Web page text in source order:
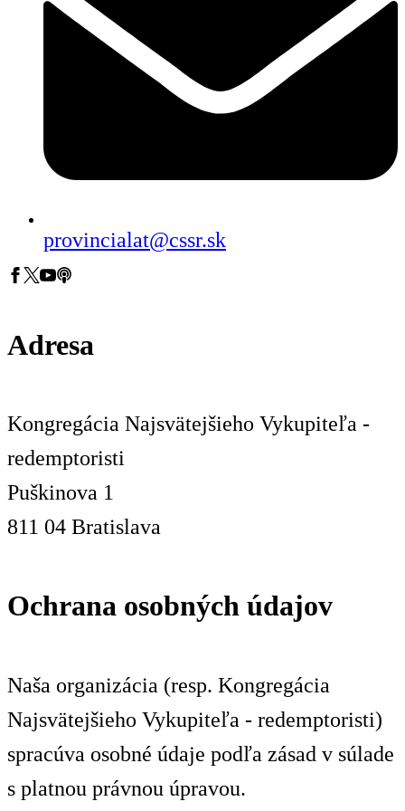
provincialat@cssr.sk
Adresa
Kongregácia Najsvätejšieho Vykupiteľa -
redemptoristi
Puškinova 1
811 04 Bratislava
Ochrana osobných údajov
Naša organizácia (resp. Kongregácia
Najsvätejšieho Vykupiteľa - redemptoristi)
spracúva osobné údaje podľa zásad v súlade
s platnou právnou úpravou.